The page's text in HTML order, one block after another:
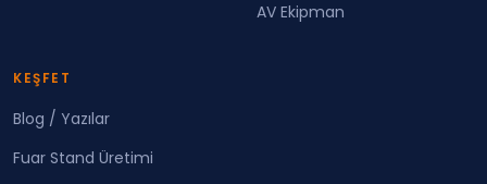
AV Ekipman
KEŞFET
Blog / Yazılar
Fuar Stand Üretimi